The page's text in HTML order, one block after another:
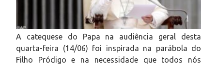
A catequese do Papa na audiência geral desta
quarta-feira (14/06) foi inspirada na parábola do
Filho Pródigo e na necessidade que todos nós